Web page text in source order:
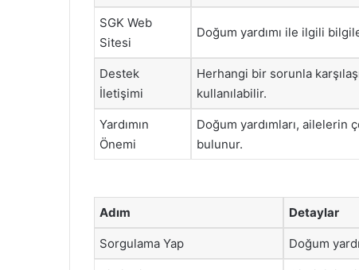
SGK Web
Sitesi
Doğum yardımı ile ilgili
Destek
İletişimi
Herhangi bir sorunla
kullanılabilir.
Yardımın
Önemi
Doğum yardımları, ailelerin
bulunur.
Adım Detaylar
Sorgulama Yap Doğum